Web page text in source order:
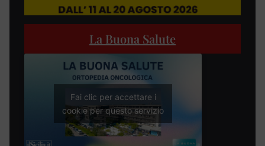
La Buona Salute
Fai clic per accettare i
cookie per questo servizio